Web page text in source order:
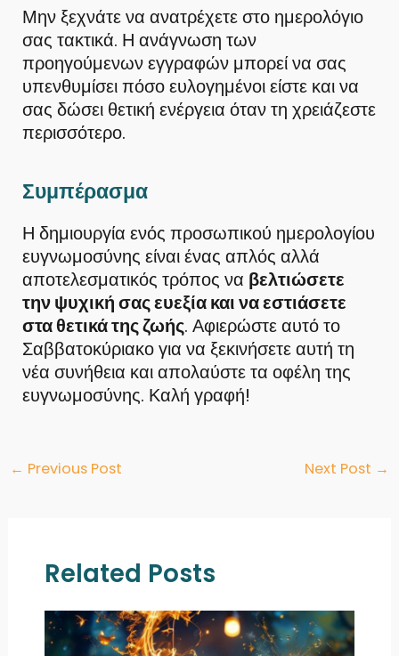
Μην ξεχνάτε να ανατρέχετε στο ημερολόγιο
σας τακτικά. Η ανάγνωση των
προηγούμενων εγγραφών μπορεί να σας
υπενθυμίσει πόσο ευλογημένοι είστε και να
σας δώσει θετική ενέργεια όταν τη χρειάζεστε
περισσότερο.
Συμπέρασμα
Η δημιουργία ενός προσωπικού ημερολογίου
ευγνωμοσύνης είναι ένας απλός αλλά
αποτελεσματικός τρόπος να βελτιώσετε
την ψυχική σας ευεξία και να εστιάσετε
στα θετικά της ζωής. Αφιερώστε αυτό το
Σαββατοκύριακο για να ξεκινήσετε αυτή τη
νέα συνήθεια και απολαύστε τα οφέλη της
ευγνωμοσύνης. Καλή γραφή!
Post
← Previous Post Next Post →
Related Posts